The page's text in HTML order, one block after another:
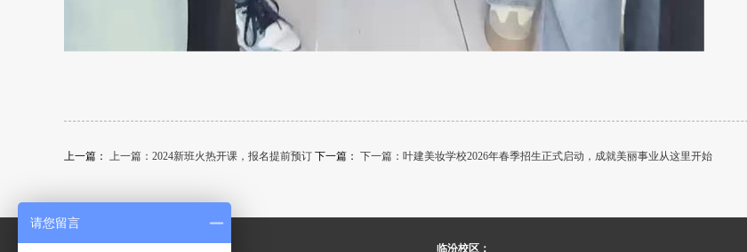
上一篇： 上一篇：2024新班火热开课，报名提前预订 下一篇： 下一篇：叶建美妆学校2026年春季招生正式启动，成就美丽事业从这里开始
临汾校区：
请您留言